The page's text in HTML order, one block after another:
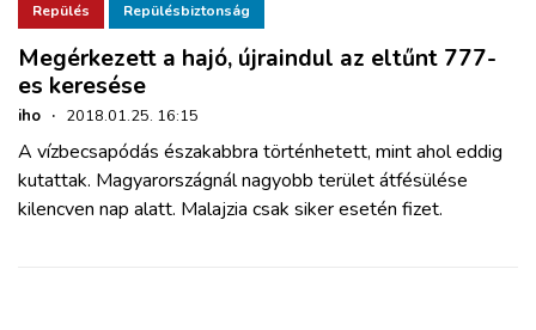
Repülés Repülésbiztonság
Megérkezett a hajó, újraindul az eltűnt 777-
es keresése
iho · 2018.01.25. 16:15
A vízbecsapódás északabbra történhetett, mint ahol eddig
kutattak. Magyarországnál nagyobb terület átfésülése
kilencven nap alatt. Malajzia csak siker esetén fizet.